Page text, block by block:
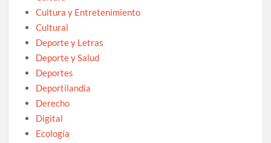
Cultura y Entretenimiento
Cultural
Deporte y Letras
Deporte y Salud
Deportes
Deportilandia
Derecho
Digital
Ecología